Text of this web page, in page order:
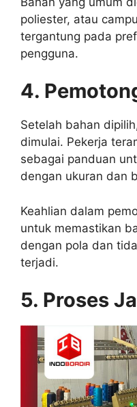
poliester, atau
tergantung pada
pengguna.
4.
Setelah bahan
dimulai. Pekerja
sebagai panduan
dengan ukuran dan
Keahlian dalam
untuk memastikan
dengan pola dan
terjadi.
5. Proses